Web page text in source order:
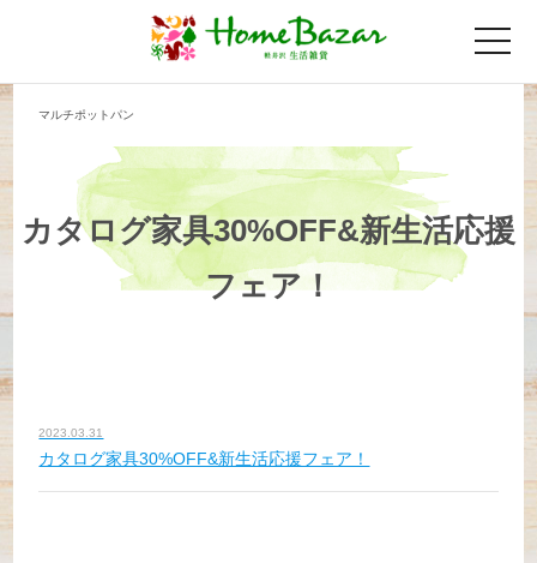
toggle
マルチポットパン
カタログ家具30%OFF&新生活応援
フェア！
2023.03.31
カタログ家具30%OFF&新生活応援フェア！